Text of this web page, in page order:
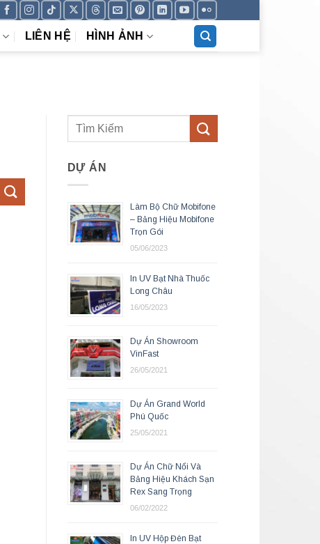
LIÊN HỆ HÌNH ẢNH
DỰ ÁN
Làm Bộ Chữ Mobifone
– Bảng Hiệu Mobifone
Trọn Gói
05/06/2023
In UV Bạt Nhà Thuốc
Long Châu
16/05/2023
Dự Án Showroom
VinFast
26/05/2021
Dự Án Grand World
Phú Quốc
25/05/2021
Dự Án Chữ Nổi Và
Bảng Hiệu Khách Sạn
Rex Sang Trọng
06/02/2022
In UV Hộp Đèn Bạt